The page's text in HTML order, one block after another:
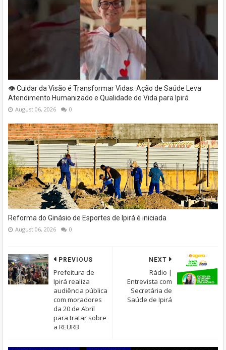
👁️ Cuidar da Visão é Transformar Vidas: Ação de Saúde Leva
Atendimento Humanizado e Qualidade de Vida para Ipirá
August 06, 2026 0
Reforma do Ginásio de Esportes de Ipirá é iniciada
August 06, 2026 0
NEXT
Rádio |
Entrevista com
Secretária de
Saúde de Ipirá
PREVIOUS
Prefeitura de
Ipirá realiza
audiência pública
com moradores
da 20 de Abril
para tratar sobre
a REURB